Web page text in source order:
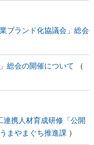
ブランド化協議会」総会
総会の開催について
携人材育成研修「公開
まやまぐち推進課